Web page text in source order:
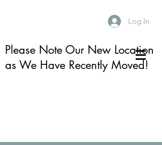
Log In
Please Note Our New Location
as We Have Recently Moved!